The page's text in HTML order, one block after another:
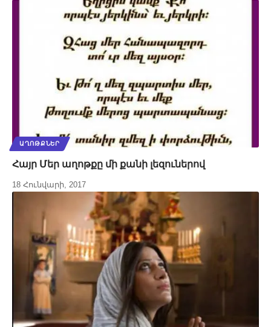
ԱՂՈԹՔՆԵՐ
Հայր Մեր աղոթքը մի քանի լեզուներով
18 Հունվարի, 2017